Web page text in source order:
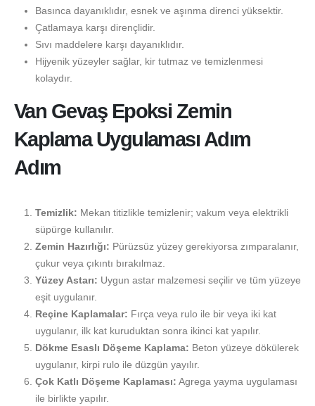
Basınca dayanıklıdır, esnek ve aşınma direnci yüksektir.
Çatlamaya karşı dirençlidir.
Sıvı maddelere karşı dayanıklıdır.
Hijyenik yüzeyler sağlar, kir tutmaz ve temizlenmesi
kolaydır.
Van Gevaş Epoksi Zemin
Kaplama Uygulaması Adım
Adım
Temizlik: Mekan titizlikle temizlenir; vakum veya elektrikli
süpürge kullanılır.
Zemin Hazırlığı: Pürüzsüz yüzey gerekiyorsa zımparalanır,
çukur veya çıkıntı bırakılmaz.
Yüzey Astarı: Uygun astar malzemesi seçilir ve tüm yüzeye
eşit uygulanır.
Reçine Kaplamalar: Fırça veya rulo ile bir veya iki kat
uygulanır, ilk kat kuruduktan sonra ikinci kat yapılır.
Dökme Esaslı Döşeme Kaplama: Beton yüzeye dökülerek
uygulanır, kirpi rulo ile düzgün yayılır.
Çok Katlı Döşeme Kaplaması: Agrega yayma uygulaması
ile birlikte yapılır.